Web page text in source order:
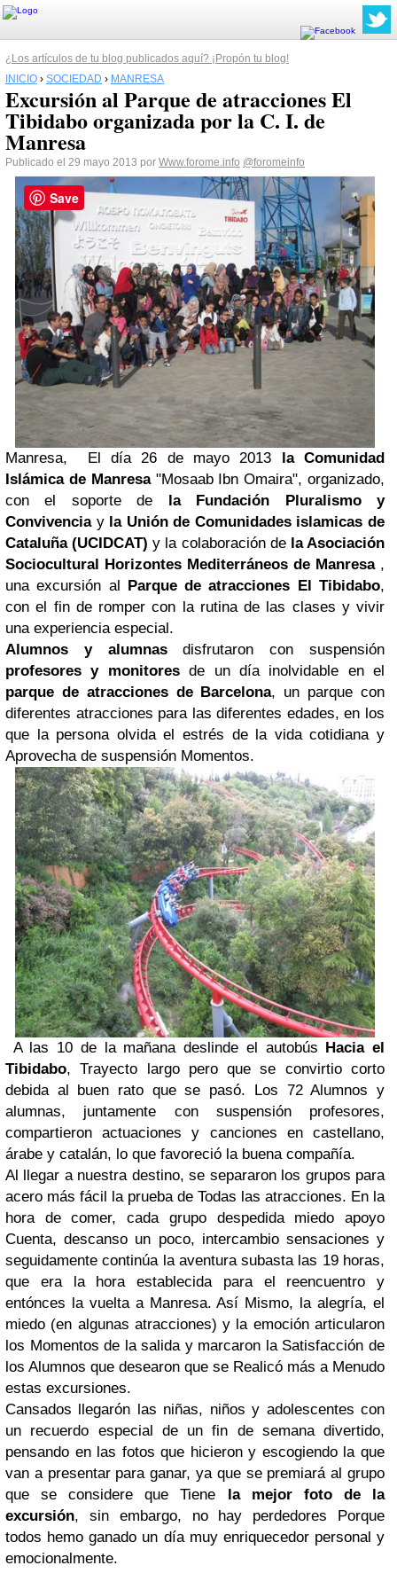
¿Los artículos de tu blog publicados aquí? ¡Propón tu blog!
INICIO › SOCIEDAD › MANRESA
Excursión al Parque de atracciones El
Tibidabo organizada por la C. I. de
Manresa
Publicado el 29 mayo 2013 por Www.forome.info @foromeinfo
Manresa, El día 26 de mayo 2013 la Comunidad
Islámica de Manresa"Mosaab Ibn Omaira", organizado,
con el soporte de la Fundación Pluralismo y
Convivenciay la Unión de Comunidades islamicas de
Cataluña (UCIDCAT) y la colaboración dela Asociación
Sociocultural Horizontes Mediterráneos de Manresa,
una excursión al Parque de atracciones El Tibidabo,
con el fin de romper con la rutina de las clases y vivir
una experiencia especial.
Alumnos y alumnasdisfrutaron con suspensión
profesores y monitoresde un día inolvidable en el
parque de atracciones de Barcelona, ​​un parque con
diferentes atracciones para las diferentes edades, en los
que la persona olvida el estrés de la vida cotidiana y
Aprovecha de suspensión Momentos.
A las 10 de la mañana deslinde el autobús Hacia el
Tibidabo, Trayecto largo pero que se convirtio corto
debida al buen rato que se pasó. Los 72 Alumnos y
alumnas, juntamente con suspensión profesores,
compartieron actuaciones y canciones en castellano,
árabe y catalán, lo que favoreció la buena compañía.
Al llegar a nuestra destino, se separaron los grupos para
acero más fácil la prueba de Todas las atracciones. En la
hora de comer, cada grupo despedida miedo apoyo
Cuenta, descanso un poco, intercambio sensaciones y
seguidamente continúa la aventura subasta las 19 horas,
que era la hora establecida para el reencuentro y
entónces la vuelta a Manresa. Así Mismo, la alegría, el
miedo (en algunas atracciones) y la emoción articularon
los Momentos de la salida y marcaron la Satisfacción de
los Alumnos que desearon que se Realicó más a Menudo
estas excursiones.
Cansados ​​llegarón las niñas, niños y adolescentes con
un recuerdo especial de un fin de semana divertido,
pensando en las fotos que hicieron y escogiendo la que
van a presentar para ganar, ya que se premiará al grupo
que se considere que Tiene
la mejor foto de la
excursión, sin embargo, no hay perdedores Porque
todos hemo ganado un día muy enriquecedor personal y
emocionalmente.
Save